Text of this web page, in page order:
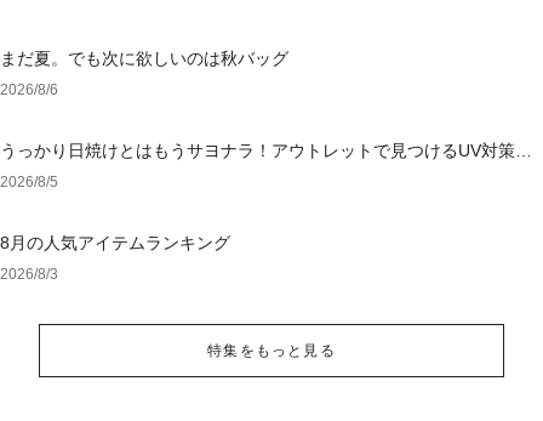
まだ夏。でも次に欲しいのは秋バッグ
2026/8/6
うっかり日焼けとはもうサヨナラ！アウトレットで見つけるUV対策ウ
ェア
2026/8/5
8月の人気アイテムランキング
2026/8/3
特集をもっと見る